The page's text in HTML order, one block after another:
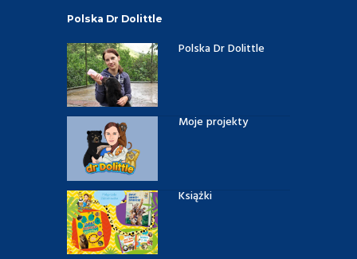
Polska Dr Dolittle
Polska Dr Dolittle
Moje projekty
Książki